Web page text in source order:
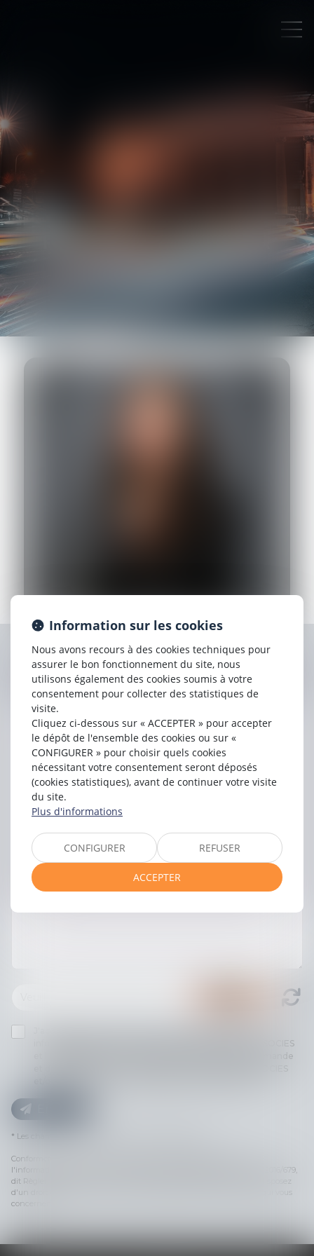
LEVASSEUR
ContacterFrance LEVASSEUR
informatiquement par THILL-MINICI-LEVIONNAIS & ASSOCIES
et l'hébergeur du présent site dans le cadre de ma demande
* Les champs suivis d'un astérisque sont obligatoires.
Conformément à la loi n°78-17 du 6 janvier 1978 modifiée relative à
l'informatique, aux fichiers et aux libertés, et au règlement européen 2016/679,
dit Règlement Général sur la Protection des Données (RGPD), vous disposez
d'un droit d'accès, de rectification, de suppression des informations qui vous
concernent.
Information sur les cookies
Nous avons recours à des cookies techniques pour
assurer le bon fonctionnement du site, nous
utilisons également des cookies soumis à votre
consentement pour collecter des statistiques de
visite.
Cliquez ci-dessous sur « ACCEPTER » pour accepter
le dépôt de l'ensemble des cookies ou sur «
CONFIGURER » pour choisir quels cookies
nécessitant votre consentement seront déposés
(cookies statistiques), avant de continuer votre visite
du site.
Plus d'informations
CONFIGURER REFUSER
ACCEPTER